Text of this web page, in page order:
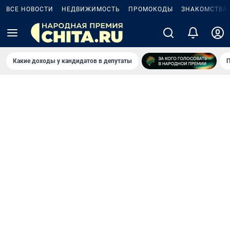
ВСЕ НОВОСТИ НЕДВИЖИМОСТЬ ПРОМОКОДЫ ЗНАКОМСТВА
Какие доходы у кандидатов в депутаты